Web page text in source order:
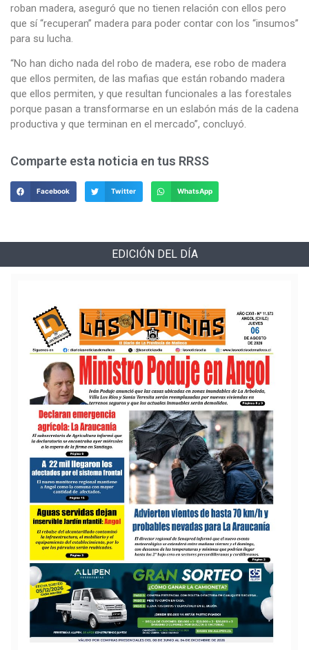
roban madera, aseguró que no tienen relación con ellos pero
que sí “recuperan” madera para poder contar con los “insumos”
para su lucha.
“No han dicho nada del robo de madera, ese robo de madera
que ellos permiten, de las mafias que están robando madera
que ellos permiten, y que resultan funcionales a las forestales
porque pasan a transformarse en un eslabón más de la cadena
productiva y que terminan en el mercado”, concluyó.
Comparte esta noticia en tus RRSS
Facebook Twitter WhatsApp
EDICIÓN DEL DÍA